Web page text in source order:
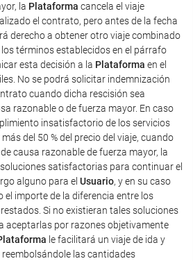
la Plataforma cancela el viaje
el contrato, pero antes de la fecha
derecho a obtener otro viaje combinado
términos establecidos en el párrafo
esta decisión a la Plataforma en el
No se podrá solicitar indemnización
cuando dicha rescisión sea
razonable o de fuerza mayor. En caso
insatisfactorio de los servicios
del 50 % del precio del viaje, cuando
causa razonable de fuerza mayor, la
satisfactorias para continuar el
alguno para el Usuario, y en su caso
el importe de la diferencia entre los
Si no existieran tales soluciones
aceptarlas por razones objetivamente
le facilitará un viaje de ida y
las cantidades